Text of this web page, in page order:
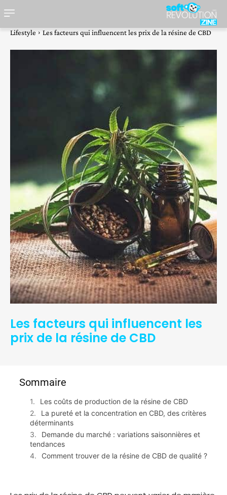
Lifestyle Les facteurs qui influencent les prix de la résine de CBD
Les facteurs qui influencent les
prix de la résine de CBD
Sommaire
Les coûts de production de la résine de CBD
La pureté et la concentration en CBD, des critères
déterminants
Demande du marché : variations saisonnières et
tendances
Comment trouver de la résine de CBD de qualité ?